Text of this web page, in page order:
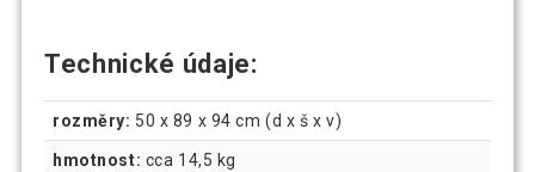
Technické údaje:
rozměry: 50 x 89 x 94 cm (d x š x v)
hmotnost: cca 14,5 kg